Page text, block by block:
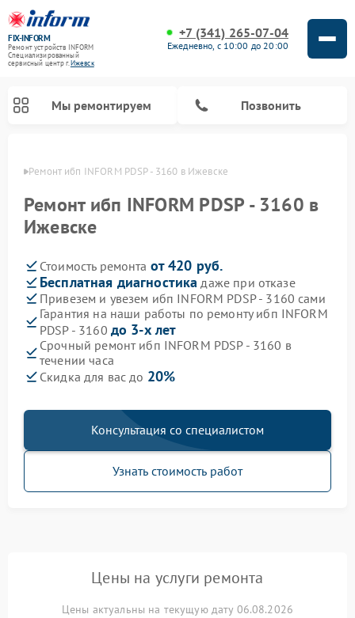
FIX-INFORM
Ремонт устройств INFORM
Специализированный
cервисный центр г.Ижевск
+7 (341) 265-07-04
Ежедневно, с 10:00 до 20:00
Мы ремонтируем Позвонить
Ремонт ибп INFORM PDSP - 3160 в Ижевске
Ремонт ибп INFORM PDSP - 3160 в
Ижевске
Стоимость ремонта от 420 руб.
Бесплатная диагностика даже при отказе
Привезем и увезем ибп INFORM PDSP - 3160 сами
Гарантия на наши работы по ремонту ибп INFORM
PDSP - 3160 до 3-х лет
Срочный ремонт ибп INFORM PDSP - 3160 в
течении часа
Скидка для вас до 20%
Консультация со специалистом
Узнать стоимость работ
Цены на услуги ремонта
Цены актуальны на текущую дату 06.08.2026